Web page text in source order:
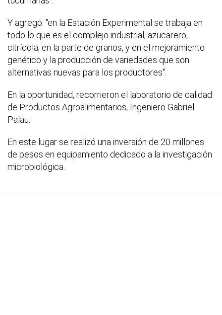
Y agregó: "en la Estación Experimental se trabaja en
todo lo que es el complejo industrial, azucarero,
citrícola; en la parte de granos, y en el mejoramiento
genético y la producción de variedades que son
alternativas nuevas para los productores".
En la oportunidad, recorrieron el laboratorio de calidad
de Productos Agroalimentarios, Ingeniero Gabriel
Palau.
En este lugar se realizó una inversión de 20 millones
de pesos en equipamiento dedicado a la investigación
microbiológica.